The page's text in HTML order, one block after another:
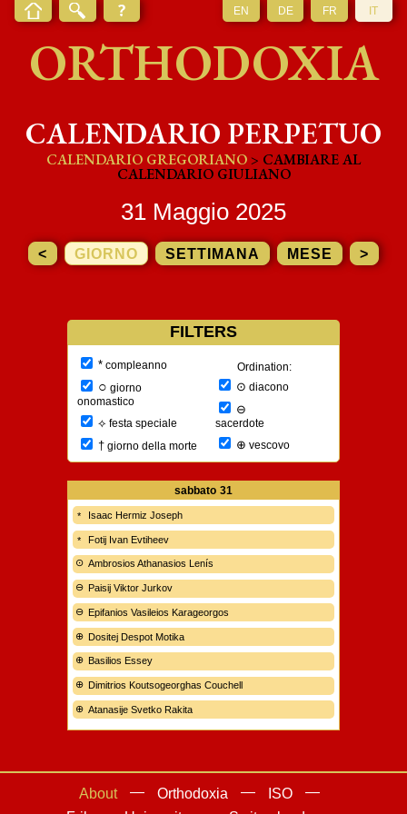
EN DE FR IT
ORTHODOXIA
CALENDARIO PERPETUO
CALENDARIO GREGORIANO> CAMBIARE AL
CALENDARIO GIULIANO
31 Maggio 2025
< GIORNO SETTIMANA MESE >
FILTERS
*compleanno
○ giorno
onomastico
⟡ festa speciale
†giorno della morte
Ordination:
⊙ diacono
⊖
sacerdote
⊕ vescovo
sabbato 31
Isaac Hermiz Joseph
Fotij Ivan Evtiheev
Ambrosios Athanasios Lenís
Paisij Viktor Jurkov
Epifanios Vasileios Karageorgos
Dositej Despot Motika
Basilios Essey
Dimitrios Koutsogeorghas Couchell
Atanasije Svetko Rakita
About Orthodoxia
ISO